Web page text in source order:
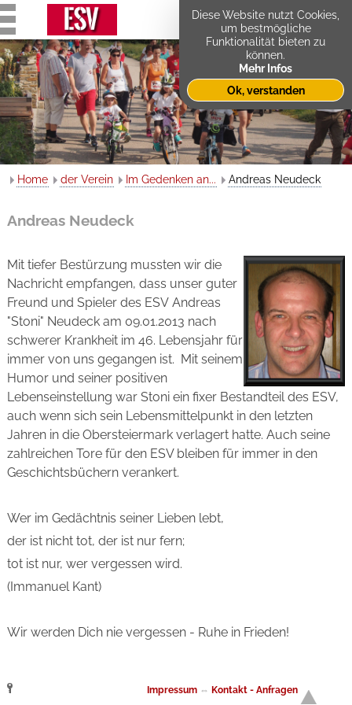
Home der Verein Im Gedenken an... Andreas Neudeck
Andreas Neudeck
Mit tiefer Bestürzung mussten wir die
Nachricht empfangen, dass unser guter
Freund und Spieler des ESV Andreas
"Stoni" Neudeck am 09.01.2013 nach
schwerer Krankheit im 46. Lebensjahr für
immer von uns gegangen ist. Mit seinem
Humor und seiner positiven
Lebenseinstellung war Stoni ein fixer Bestandteil des ESV,
auch wenn sich sein Lebensmittelpunkt in den letzten
Jahren in die Obersteiermark verlagert hatte. Auch seine
zahlreichen Tore für den ESV bleiben für immer in den
Geschichtsbüchern verankert.
Wer im Gedächtnis seiner Lieben lebt,
der ist nicht tot, der ist nur fern;
tot ist nur, wer vergessen wird.
(Immanuel Kant)
Wir werden Dich nie vergessen - Ruhe in Frieden!
Impressum⇔ Kontakt - Anfragen
Diese Website nutzt Cookies,
um bestmögliche
Funktionalität bieten zu
können.
Mehr Infos
Ok, verstanden